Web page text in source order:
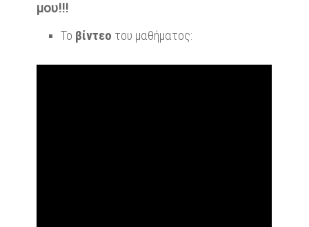
μου!!!
Το βίντεο του μαθήματος: